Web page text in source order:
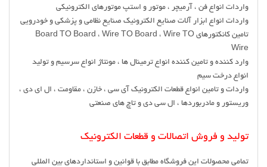
واردات انواع فن ، آرمیچر ، موتور و استپ موتورهای الکترونیکی
واردات انواع ابزار آلات صنایع الکترونیک صنایع نظامی و پزشکی و خودرویی
تامین کانکتورهای Board TO Board ، Wire TO Board ، Wire TO
Wire
وارد کننده و تامین کننده انواع ترمینال ها ، مونتاژ انواع سرسیم و تولید
انواع درخت سیم
واردات و تامین انواع قطعات الکترونیک آی سی ، خازن ، مقاومت ، ال ای دی ،
وریستور و مادربوردها ، ال سی دی و تاچ های صنعتی
تولید و فروش اتصالات و قطعات الکترونیک
تمامی محصولات این فروشگاه مطابق با قوانین و استانداردهای بین المللی